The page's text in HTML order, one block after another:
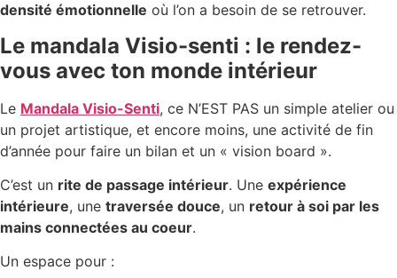
densité émotionnelle où l’on a besoin de se retrouver.
Le mandala Visio-senti : le rendez-
vous avec ton monde intérieur
Le Mandala Visio-Senti, ce N’EST PAS un simple atelier ou
un projet artistique, et encore moins, une activité de fin
d’année pour faire un bilan et un « vision board ».
C’est un rite de passage intérieur. Une expérience
intérieure, une traversée douce, un retour à soi par les
mains connectées au coeur.
Un espace pour :